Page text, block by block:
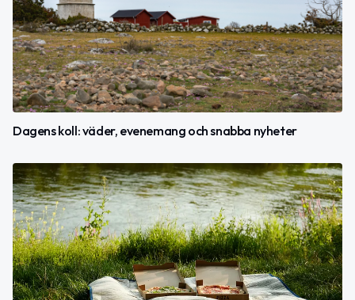
Dagens koll: väder, evenemang och snabba nyheter